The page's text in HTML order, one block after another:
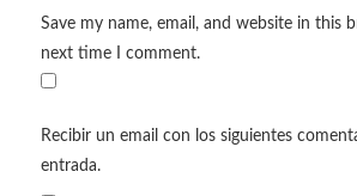
Save my name, email, and website in this
next time I comment.
Recibir un email con los siguientes
entrada.